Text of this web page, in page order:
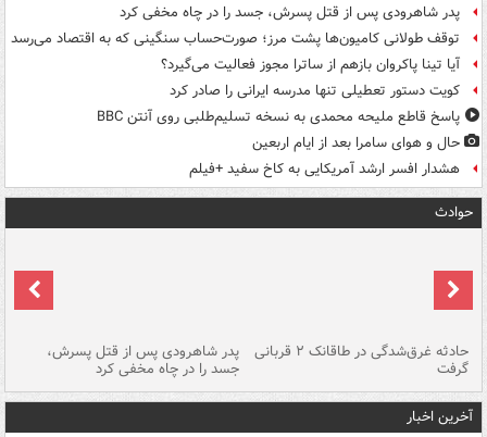
پدر شاهرودی پس از قتل پسرش، جسد را در چاه مخفی کرد
توقف طولانی کامیون‌ها پشت مرز؛ صورت‌حساب سنگینی که به اقتصاد می‌رسد
آیا تینا پاکروان بازهم از ساترا مجوز فعالیت می‌گیرد؟
کویت دستور تعطیلی تنها مدرسه ایرانی را صادر کرد
پاسخ قاطع ملیحه محمدی به نسخه تسلیم‌طلبی روی آنتن BBC
حال و هوای سامرا بعد از ایام اربعین
هشدار افسر ارشد آمریکایی به کاخ سفید +فیلم
حوادث
حادثه غرق‌شدگی در طاقانک ۲ قربانی
گرفت
پدر شاهرودی پس از قتل پسرش،
جسد را در چاه مخفی کرد
آخرین اخبار